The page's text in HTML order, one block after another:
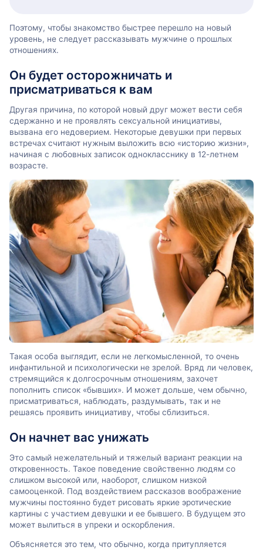
Поэтому, чтобы знакомство быстрее перешло на новый
уровень, не следует рассказывать мужчине о прошлых
отношениях.
Он будет осторожничать и
присматриваться к вам
Другая причина, по которой новый друг может вести себя
сдержанно и не проявлять сексуальной инициативы,
вызвана его недоверием. Некоторые девушки при первых
встречах считают нужным выложить всю «историю жизни»,
начиная с любовных записок однокласснику в 12-летнем
возрасте.
Такая особа выглядит, если не легкомысленной, то очень
инфантильной и психологически не зрелой. Вряд ли человек,
стремящийся к долгосрочным отношениям, захочет
пополнить список «бывших». И может дольше, чем обычно,
присматриваться, наблюдать, раздумывать, так и не
решаясь проявить инициативу, чтобы сблизиться.
Он начнет вас унижать
Это самый нежелательный и тяжелый вариант реакции на
откровенность. Такое поведение свойственно людям со
слишком высокой или, наоборот, слишком низкой
самооценкой. Под воздействием рассказов воображение
мужчины постоянно будет рисовать яркие эротические
картины с участием девушки и ее бывшего. В будущем это
может вылиться в упреки и оскорбления.
Объясняется это тем, что обычно, когда притупляется